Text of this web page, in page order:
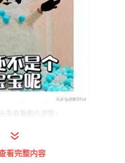
条查看图片详情
么重要的时刻
人怎会缺席？
看完整内容